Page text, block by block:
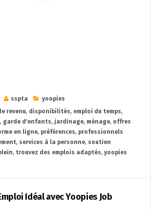
sspta
yoopies
revenu, disponibilités, emploi du temps,
, garde d'enfants, jardinage, ménage, offres
en ligne, préférences, professionnels
, services à la personne, soutien
, trouvez des emplois adaptés, yoopies
Idéal avec Yoopies Job